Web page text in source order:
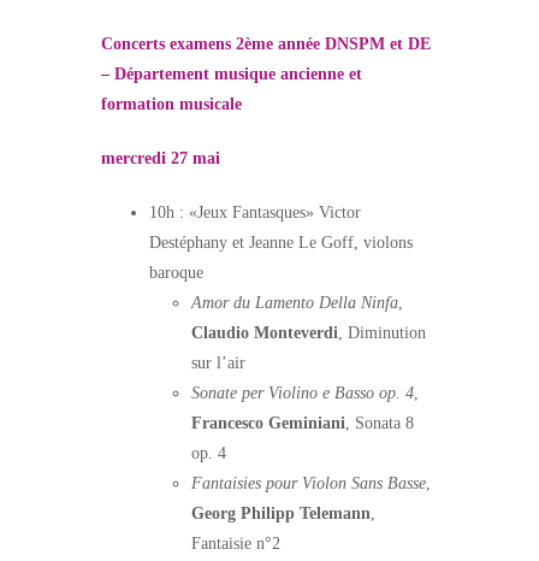
Concerts examens 2ème année DNSPM et DE
– Département musique ancienne et
formation musicale
mercredi 27 mai
10h : «Jeux Fantasques» Victor
Destéphany et Jeanne Le Goff, violons
baroque
Amor du Lamento Della Ninfa,
Claudio Monteverdi, Diminution
sur l’air
Sonate per Violino e Basso op. 4,
Francesco Geminiani, Sonata 8
op. 4
Fantaisies pour Violon Sans Basse,
Georg Philipp Telemann,
Fantaisie n°2